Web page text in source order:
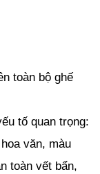
toàn bộ ghế
tố quan trọng:
văn, màu
toàn vết bẩn,